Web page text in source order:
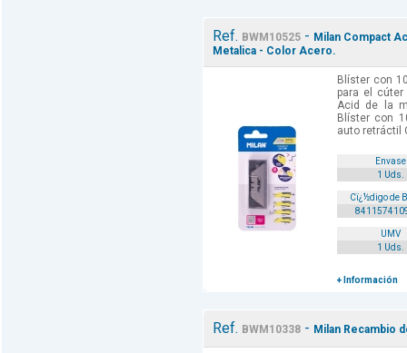
Ref. BWM10525- Milan Compact
Metalica - Color Acero.
Blíster con
para el cúter
Acid de la
Blíster con
auto retráctil
Envase
1 Uds.
Cï¿½digo de
UMV
1 Uds.
+ Información
Ref. BWM10338- Milan Recambio